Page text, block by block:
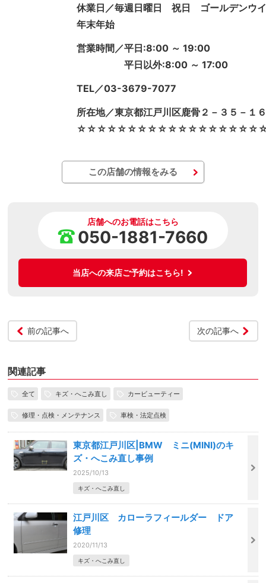
休業日／毎週日曜日 祝日 ゴールデン
年末年始
営業時間／平日:8:00 ～ 19:00
平日以外:8:00 ～ 17:00
TEL／03-3679-7077
所在地／東京都江戸川区鹿骨２－３５－１
この店舗の情報をみる
店舗へのお電話はこちら
050-1881-7660
当店への来店ご予約はこちら!
前の記事へ 次の記事へ
関連記事
全て キズ・へこみ直し カービューティー
修理・点検・メンテナンス 車検・法定点検
東京都江戸川区|BMW ミニ(MINI)のキ
ズ・へこみ直し事例
2025/10/13
キズ・へこみ直し
江戸川区 カローラフィールダー ドア
修理
2020/11/13
キズ・へこみ直し